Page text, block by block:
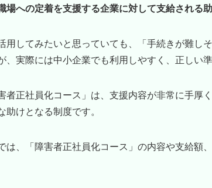
場への定着を支援する企業に対して支給される
用してみたいと思っていても、「手続きが難し
、実際には中小企業でも利用しやすく、正しい
者正社員化コース」は、支援内容が非常に手厚
助けとなる制度です。
は、「障害者正社員化コース」の内容や支給額